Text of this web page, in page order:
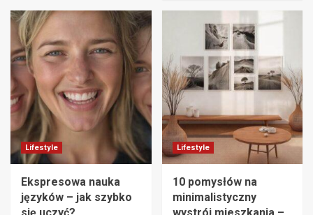
Lifestyle
Ekspresowa nauka
języków – jak szybko
Lifestyle
10 pomysłów na
minimalistyczny